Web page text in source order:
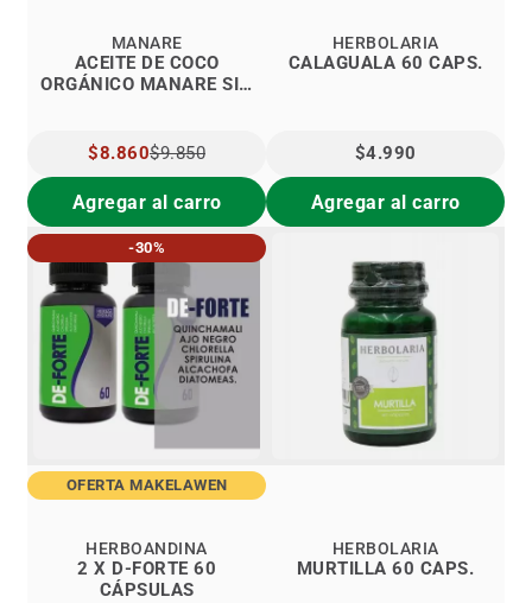
ACEITE DE COCO
ORGÁNICO MANARE SIN
MANARE
PRECIO
ESPECIAL
$8.860$9.850
Agregar al carro
CALAGUALA 60 CAPS.
HERBOLARIA
$4.990
Agregar al carro
-30%
OFERTA MAKELAWEN
2 X D-FORTE 60
CÁPSULAS
HERBOANDINA
MURTILLA 60 CAPS.
HERBOLARIA